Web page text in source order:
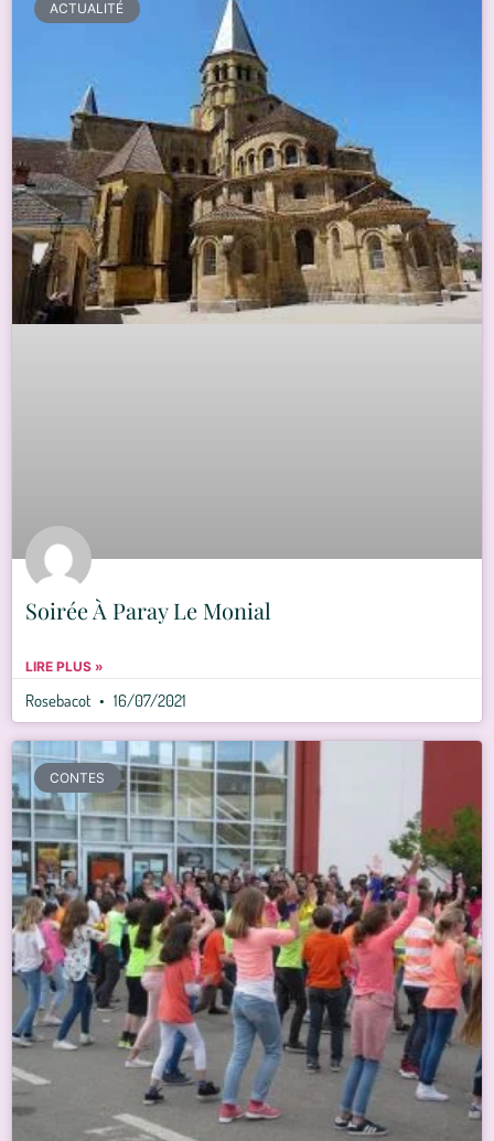
ACTUALITÉ
Soirée À Paray Le Monial
LIRE PLUS »
Rosebacot 16/07/2021
CONTES